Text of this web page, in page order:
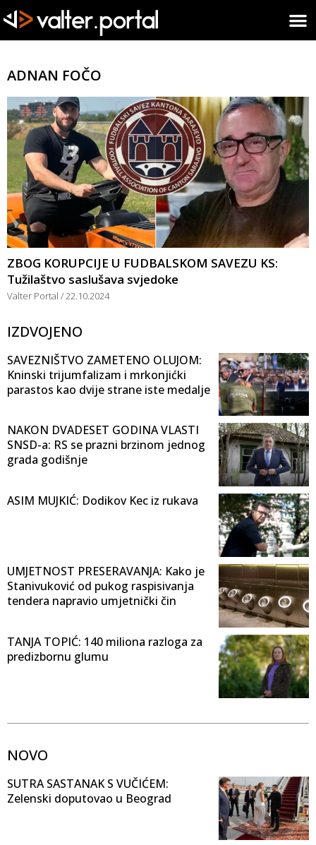
ADNAN FOČO
ZBOG KORUPCIJE U FUDBALSKOM SAVEZU KS:
Tužilaštvo saslušava svjedoke
Valter Portal 22.10.2024
IZDVOJENO
SAVEZNIŠTVO ZAMETENO OLUJOM:
Kninski trijumfalizam i mrkonjićki
parastos kao dvije strane iste medalje
NAKON DVADESET GODINA VLASTI
SNSD-a: RS se prazni brzinom jednog
grada godišnje
ASIM MUJKIĆ: Dodikov Kec iz rukava
UMJETNOST PRESERAVANJA: Kako je
Stanivuković od pukog raspisivanja
tendera napravio umjetnički čin
TANJA TOPIĆ: 140 miliona razloga za
predizbornu glumu
NOVO
SUTRA SASTANAK S VUČIĆEM:
Zelenski doputovao u Beograd